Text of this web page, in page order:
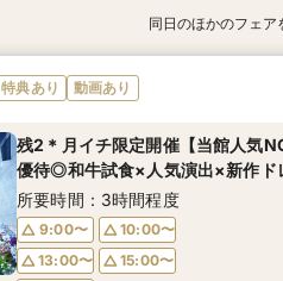
＼初見学がおすすめ！／絶品試食
9:00〜
10:00〜
13:00〜
15:00〜
16:00〜
＊何も決まってなくてOK！ご結
所要時間：3時間程度
9:00〜
10:00〜
13:00〜
15:00〜
16:00〜
【少人数×贅沢婚】20名〜叶う上
所要時間：3時間程度
9:00〜
10:00〜
13:00〜
15:00〜
16:00〜
【2件目以降の見学歓迎】他館の
9:00〜
10:00〜
13:00〜
15:00〜
16:00〜
《AMがお得！》花嫁体験◎ドレ
所要時間：3時間程度
9:00〜
10:00〜
13:00〜
15:00〜
16:00〜
同日のほかのフェア
特典あり 動画あり
残2＊月イチ限定開催【当館人気
優待◎和牛試食×人気演出×新作ド
所要時間：3時間程度
9:00〜
10:00〜
13:00〜
15:00〜